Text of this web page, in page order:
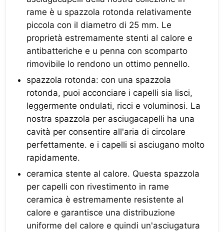
rame è u spazzola rotonda relativamente
piccola con il diametro di 25 mm. Le
proprietà estremamente stenti al calore e
antibatteriche e u penna con scomparto
rimovibile lo rendono un ottimo pennello.
spazzola rotonda: con una spazzola
rotonda, puoi acconciare i capelli sia lisci,
leggermente ondulati, ricci e voluminosi. La
nostra spazzola per asciugacapelli ha una
cavità per consentire all'aria di circolare
perfettamente. e i capelli si asciugano molto
rapidamente.
ceramica stente al calore. Questa spazzola
per capelli con rivestimento in rame
ceramica è estremamente resistente al
calore e garantisce una distribuzione
uniforme del calore e quindi un'asciugatura